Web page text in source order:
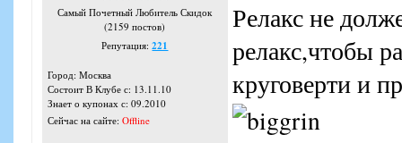
Самый Почетный Любитель Скидок
(2159 постов)
Репутация:221
Город: Москва
Состоит В Клубе с: 13.11.10
Знает о купонах с: 09.2010
Сейчас на сайте: Offline
Релакс не
релакс,чтобы
круговерти и